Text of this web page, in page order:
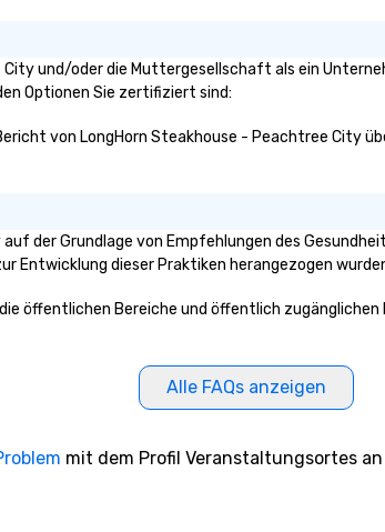
City und/oder die Muttergesellschaft als ein
Optionen Sie zertifiziert sind:
von LongHorn Steakhouse - Peachtree City
der Grundlage von Empfehlungen des
Entwicklung dieser Praktiken herangezogen
öffentlichen Bereiche und öffentlich
Alle FAQs anzeigen
mit dem Profil Veranstaltungsortes